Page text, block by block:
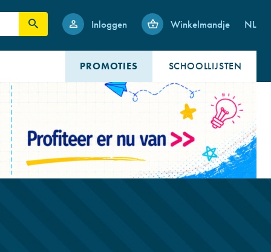
Inloggen Winkelmandje NL
SCHOOLLIJSTEN
PROMOTIES